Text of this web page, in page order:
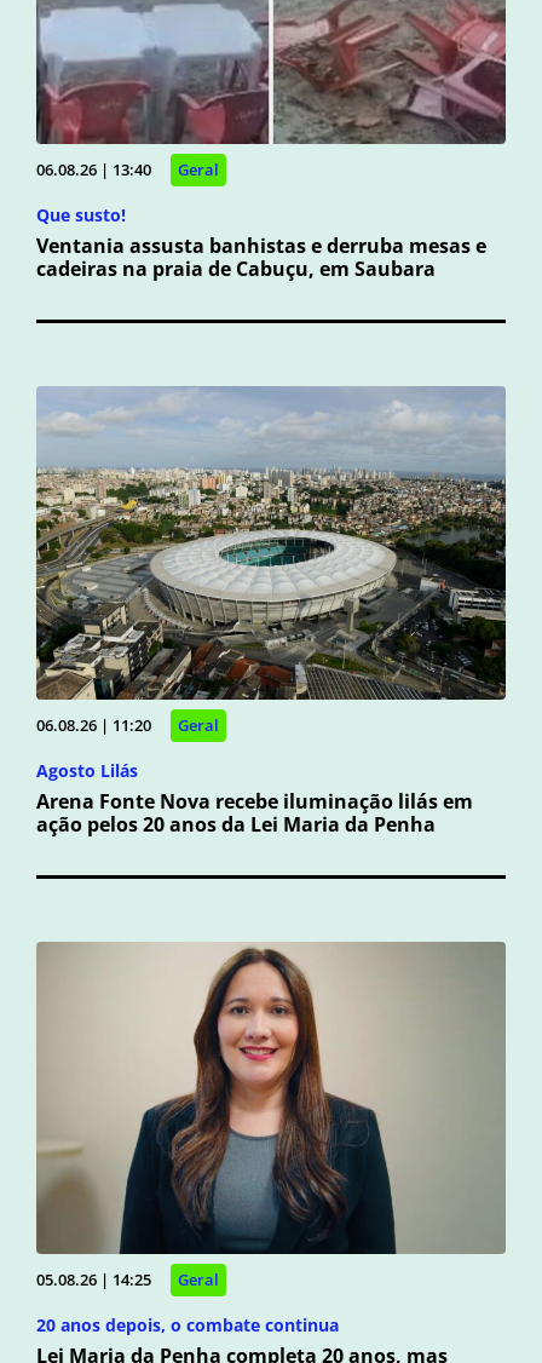
06.08.26 | 13:40 Geral
Que susto!
Ventania assusta banhistas e derruba mesas e
cadeiras na praia de Cabuçu, em Saubara
06.08.26 | 11:20 Geral
Agosto Lilás
Arena Fonte Nova recebe iluminação lilás em
ação pelos 20 anos da Lei Maria da Penha
05.08.26 | 14:25 Geral
20 anos depois, o combate continua
Lei Maria da Penha completa 20 anos, mas